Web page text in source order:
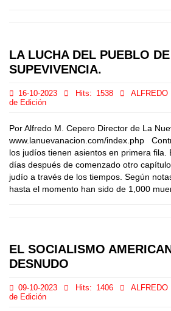
LA LUCHA DEL PUEBLO
SUPEVIVENCIA.
16-10-2023 Hits: 1538 ALFREDO
de Edición
Por Alfredo M. Cepero Director de La
www.lanuevanacion.com/index.php
los judíos tienen asientos en primera fila.
días después de comenzado otro
judío a través de los tiempos. Según
hasta el momento han sido de 1,000
EL SOCIALISMO
DESNUDO
09-10-2023 Hits: 1406 ALFREDO
de Edición